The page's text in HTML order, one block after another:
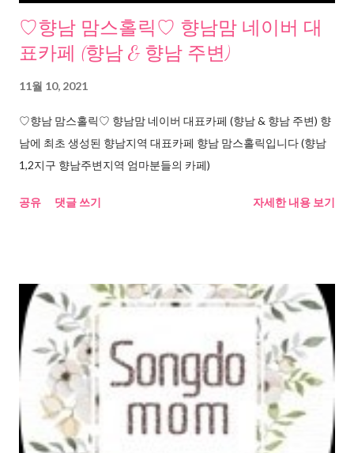
♡향남 맘스홀릭♡ 향남맘 네이버 대
표카페 (향남 & 향남 주변)
11월 10, 2021
♡향남 맘스홀릭♡ 향남맘 네이버 대표카페 (향남 & 향남 주변) 향
남에 최초 생성된 향남지역 대표카페 향남 맘스홀릭입니다 (향남
1,2지구 향남주변지역 엄마분들의 카페)
공유 댓글 쓰기 자세한 내용 보기